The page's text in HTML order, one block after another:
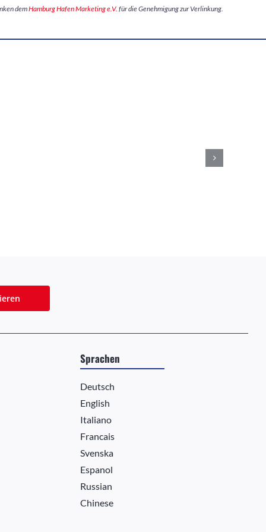
demHamburg Hafen Marketing e.V. für die Genehmigung zur Verlinkung.
Sprachen
Deutsch
English
Italiano
Francais
Svenska
Espanol
Russian
Chinese